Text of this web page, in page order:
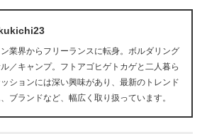
詳説
ニティ
分かる
サイト
業界からフリーランスに転身。ボルダリング
／キャンプ。フトアゴヒゲトカゲと二人暮ら
ションには深い興味があり、最新のトレンド
ブランドなど、幅広く取り扱っています。